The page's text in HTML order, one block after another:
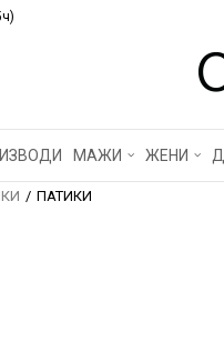
МАЖИ ЖЕНИ
ПАТИКИ